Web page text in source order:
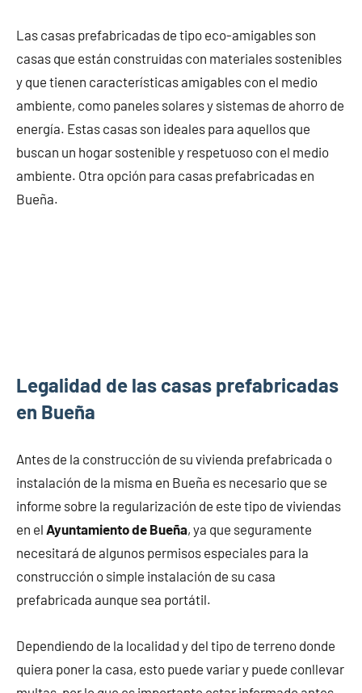
Las casas prefabricadas de tipo eco-amigables son
casas que están construidas con materiales sostenibles
y que tienen características amigables con el medio
ambiente, como paneles solares y sistemas de ahorro de
energía. Estas casas son ideales para aquellos que
buscan un hogar sostenible y respetuoso con el medio
ambiente. Otra opción para casas prefabricadas en
Bueña.
Legalidad de las casas prefabricadas
en Bueña
Antes de la construcción de su vivienda prefabricada o
instalación de la misma en Bueña es necesario que se
informe sobre la regularización de este tipo de viviendas
en el Ayuntamiento de Bueña, ya que seguramente
necesitará de algunos permisos especiales para la
construcción o simple instalación de su casa
prefabricada aunque sea portátil.
Dependiendo de la localidad y del tipo de terreno donde
quiera poner la casa, esto puede variar y puede conllevar